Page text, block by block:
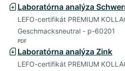
Laboratórna analýza
LEFO-certifikát PREMIUM
Geschmacksneutral - p-60201
PDF
Laboratórna analýza Zink
LEFO-certifikát PREMIUM